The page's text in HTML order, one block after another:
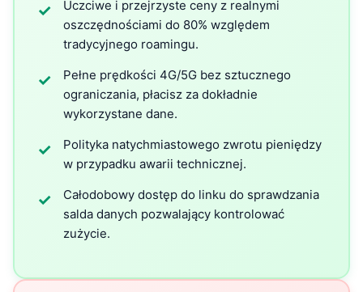
✓
Uczciwe i przejrzyste ceny z realnymi
oszczędnościami do 80% względem
tradycyjnego roamingu.
✓
Pełne prędkości 4G/5G bez sztucznego
ograniczania, płacisz za dokładnie
wykorzystane dane.
✓
Polityka natychmiastowego zwrotu pieniędzy
w przypadku awarii technicznej.
✓
Całodobowy dostęp do linku do sprawdzania
salda danych pozwalający kontrolować
zużycie.